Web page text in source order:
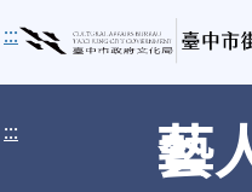
:::
::: 藝